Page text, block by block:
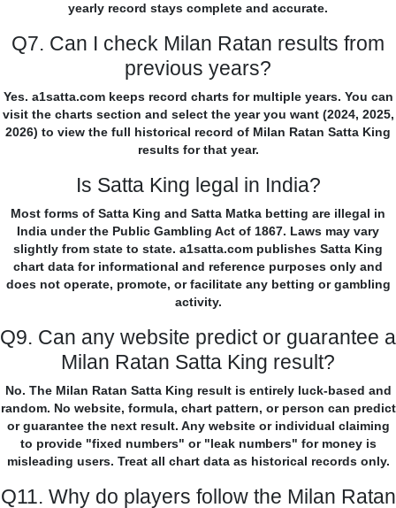
yearly record stays complete and accurate.
Q7. Can I check Milan Ratan results from
previous years?
Yes. a1satta.com keeps record charts for multiple years. You can
visit the charts section and select the year you want (2024, 2025,
2026) to view the full historical record of Milan Ratan Satta King
results for that year.
Is Satta King legal in India?
Most forms of Satta King and Satta Matka betting are illegal in
India under the Public Gambling Act of 1867. Laws may vary
slightly from state to state. a1satta.com publishes Satta King
chart data for informational and reference purposes only and
does not operate, promote, or facilitate any betting or gambling
activity.
Q9. Can any website predict or guarantee a
Milan Ratan Satta King result?
No. The Milan Ratan Satta King result is entirely luck-based and
random. No website, formula, chart pattern, or person can predict
or guarantee the next result. Any website or individual claiming
to provide "fixed numbers" or "leak numbers" for money is
misleading users. Treat all chart data as historical records only.
Q11. Why do players follow the Milan Ratan